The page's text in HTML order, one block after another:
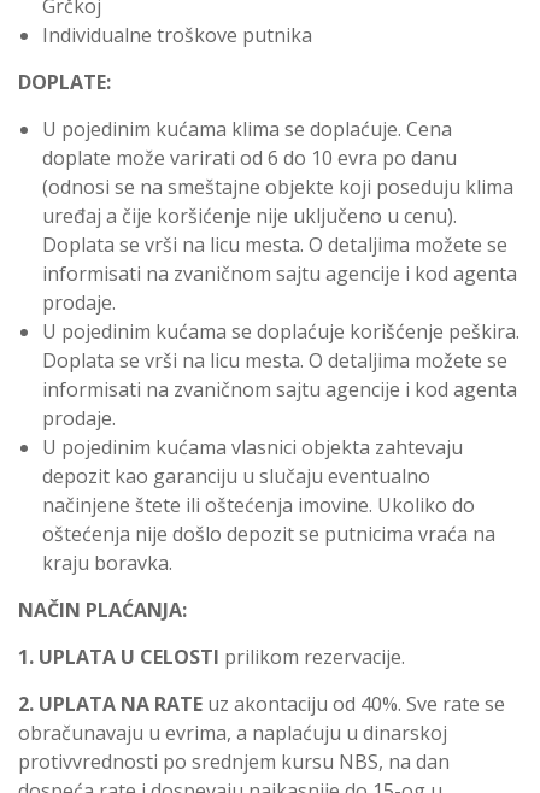
Grčkoj
Individualne troškove putnika
DOPLATE:
U pojedinim kućama klima se doplaćuje. Cena
doplate može varirati od 6 do 10 evra po danu
(odnosi se na smeštajne objekte koji poseduju klima
uređaj a čije koršićenje nije uključeno u cenu).
Doplata se vrši na licu mesta. O detaljima možete se
informisati na zvaničnom sajtu agencije i kod agenta
prodaje.
U pojedinim kućama se doplaćuje korišćenje peškira.
Doplata se vrši na licu mesta. O detaljima možete se
informisati na zvaničnom sajtu agencije i kod agenta
prodaje.
U pojedinim kućama vlasnici objekta zahtevaju
depozit kao garanciju u slučaju eventualno
načinjene štete ili oštećenja imovine. Ukoliko do
oštećenja nije došlo depozit se putnicima vraća na
kraju boravka.
NAČIN PLAĆANJA:
1. UPLATA U CELOSTI prilikom rezervacije.
2. UPLATA NA RATE uz akontaciju od 40%. Sve rate se
obračunavaju u evrima, a naplaćuju u dinarskoj
protivvrednosti po srednjem kursu NBS, na dan